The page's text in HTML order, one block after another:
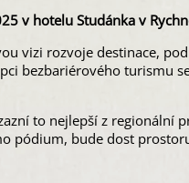
v hotelu Studánka v
vizi rozvoje destinace,
bezbariérového turismu
to nejlepší z regionální
pódium, bude dost